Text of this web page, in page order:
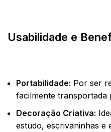
Usabilidade e
Portabilidade: Por ser
facilmente transportada
Decoração Criativa:
estudo, escrivaninhas e